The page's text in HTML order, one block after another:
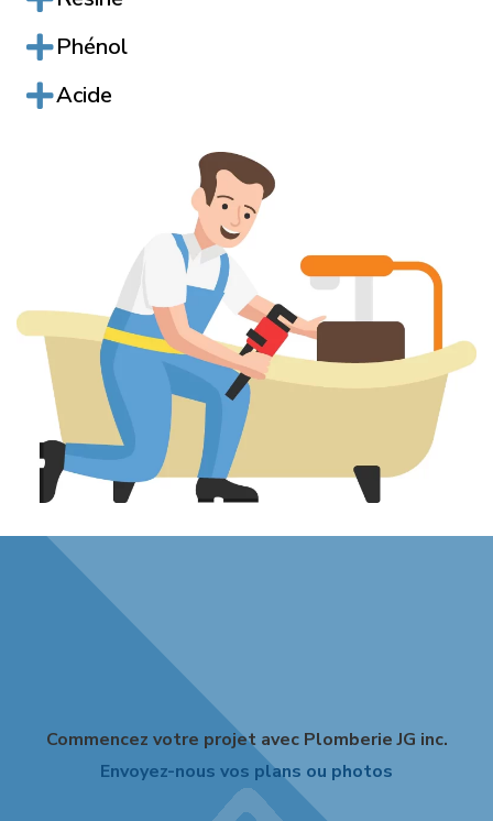
Phénol
Acide
Commencez votre projet avec Plomberie JG inc.
Envoyez-nous vos plans ou photos